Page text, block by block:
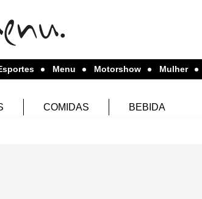
Menu Motorshow Mulher
COMIDAS BEBIDA